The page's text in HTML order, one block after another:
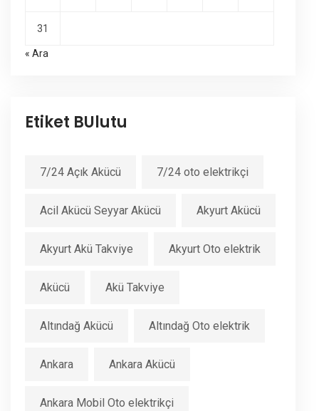
31
« Ara
Etiket BUlutu
7/24 Açık Akücü 7/24 oto elektrikçi
Acil Akücü Seyyar Akücü Akyurt Akücü
Akyurt Akü Takviye Akyurt Oto elektrik
Akücü Akü Takviye
Altındağ Akücü Altındağ Oto elektrik
Ankara Ankara Akücü
Ankara Mobil Oto elektrikçi